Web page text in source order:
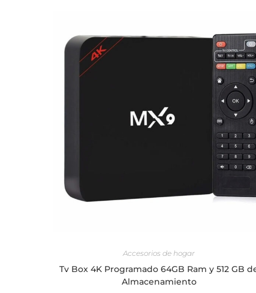
Accesorios de hogar
Tv Box 4K Programado 64GB Ram y 512 GB de
Almacenamiento